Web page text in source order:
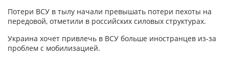
Потери ВСУ в тылу начали превышать потери пехоты на
передовой, отметили в российских силовых структурах.
Украина хочет привлечь в ВСУ больше иностранцев из-за
проблем с мобилизацией.